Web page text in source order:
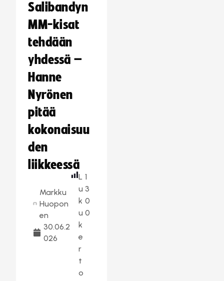
Salibandyn
MM-kisat
tehdään
yhdessä –
Hanne
Nyrönen
pitää
kokonaisuu
den
liikkeessä
Markku
Huopon
en
30.06.2
026
L
u
k
u
k
e
r
t
o
1
3
0
0